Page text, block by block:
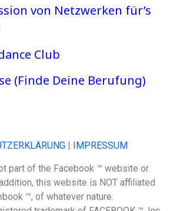
von Netzwerken für’s
Club
(Finde Deine Berufung)
IMPRESSUM
part of the Facebook ™ website or
this website is NOT affiliated
™, of whatever nature.